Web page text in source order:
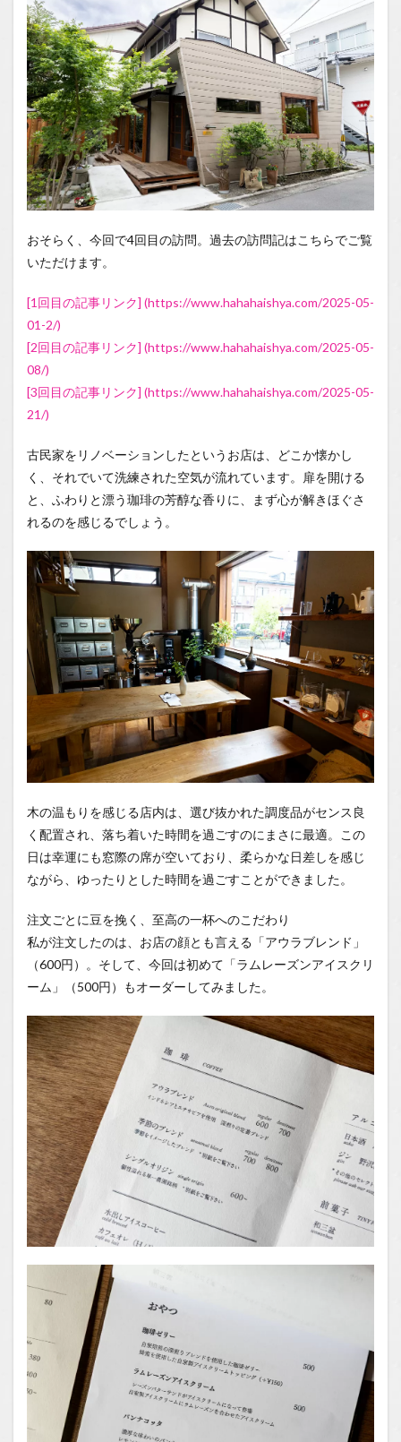
場所
1.2
You
Tube
1.2.1
はいし
ゃの食
べ歩き
You
Tubeチ
ャンネ
おそらく、今回で4回目の訪問。過去の訪問記はこちらでご覧
いただけます。
[1回目の記事リンク] (https://www.hahahaishya.com/2025-05-
01-2/)
[2回目の記事リンク] (https://www.hahahaishya.com/2025-05-
08/)
[3回目の記事リンク] (https://www.hahahaishya.com/2025-05-
21/)
古民家をリノベーションしたというお店は、どこか懐かし
く、それでいて洗練された空気が流れています。扉を開ける
と、ふわりと漂う珈琲の芳醇な香りに、まず心が解きほぐさ
れるのを感じるでしょう。
木の温もりを感じる店内は、選び抜かれた調度品がセンス良
く配置され、落ち着いた時間を過ごすのにまさに最適。この
日は幸運にも窓際の席が空いており、柔らかな日差しを感じ
ながら、ゆったりとした時間を過ごすことができました。
注文ごとに豆を挽く、至高の一杯へのこだわり
私が注文したのは、お店の顔とも言える「アウラブレンド」
（600円）。そして、今回は初めて「ラムレーズンアイスクリ
ーム」（500円）もオーダーしてみました。